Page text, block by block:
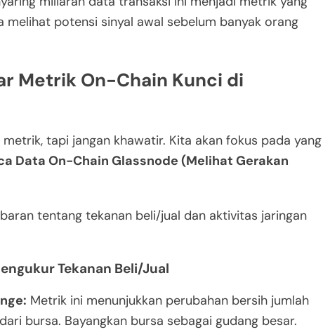
melihat potensi sinyal awal sebelum banyak orang
Metrik On-Chain Kunci di
tapi jangan khawatir. Kita akan fokus pada yang
Data On-Chain Glassnode (Melihat Gerakan
tentang tekanan beli/jual dan aktivitas jaringan
Tekanan Beli/Jual
Metrik ini menunjukkan perubahan bersih jumlah
bursa. Bayangkan bursa sebagai gudang besar.